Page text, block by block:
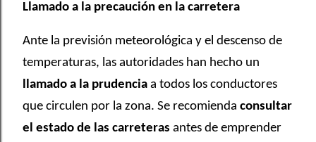
Llamado a la precaución en la carretera
Ante la previsión meteorológica y el descenso de
temperaturas, las autoridades han hecho un
llamado a la prudencia a todos los conductores
que circulen por la zona. Se recomienda consultar
el estado de las carreteras antes de emprender